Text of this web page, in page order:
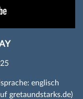
englisch
gretaundstarks.de)